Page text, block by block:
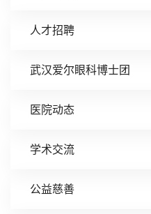
人才招聘
武汉爱尔眼科博士团
医院动态
学术交流
公益慈善